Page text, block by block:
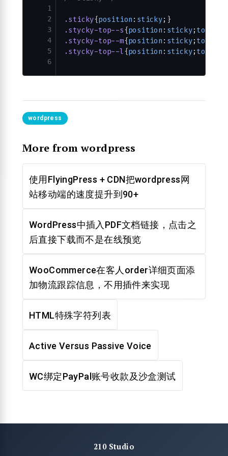
1
2
3
4
5
6
.sticky{position : sticky;}
.stycky-top--s {position : sticky; top
.stycky-top--m{position : sticky; top
.stycky-top--l {position : sticky; top
wordpress
More from wordpress
使用FlyingPress + CDN把wordpress网
站移动端的速度提升到90+
WordPress中插入PDF文档链接，点击之
后直接下载而不是在线预览
WooCommerce在客人order详细页面添
加物流跟踪信息，不用插件来实现
HTML特殊字符列表
Active Versus Passive Voice
WC绑定PayPal账号收款及沙盒测试
210 Studio